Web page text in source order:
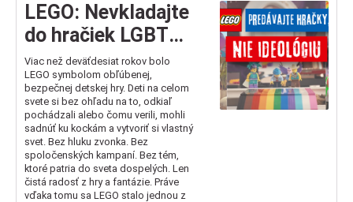
LEGO: Nevkladajte
do hračiek LGBT
ideológiu!
Viac než deväťdesiat rokov bolo
LEGO symbolom obľúbenej,
bezpečnej detskej hry. Deti na celom
svete si bez ohľadu na to, odkiaľ
pochádzali alebo čomu verili, mohli
sadnúť ku kockám a vytvoriť si vlastný
svet. Bez hluku zvonka. Bez
spoločenských kampaní. Bez tém,
ktoré patria do sveta dospelých. Len
čistá radosť z hry a fantázie. Práve
vďaka tomu sa LEGO stalo jednou z